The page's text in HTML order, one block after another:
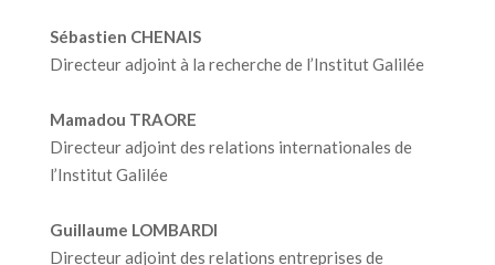
Sébastien CHENAIS
Directeur adjoint à la recherche de l’Institut Galilée
Mamadou TRAORE
Directeur adjoint des relations internationales de
l’Institut Galilée
Guillaume LOMBARDI
Directeur adjoint des relations entreprises de